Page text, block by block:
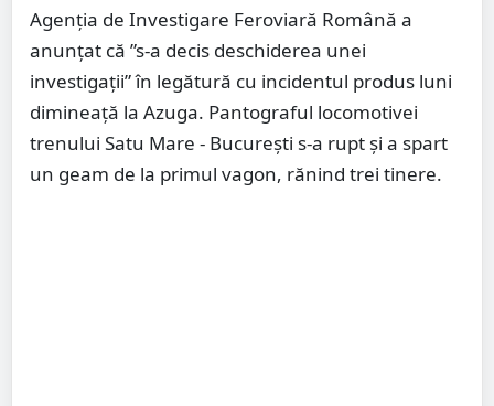
Agenția de Investigare Feroviară Română a
anunțat că ”s-a decis deschiderea unei
investigații” în legătură cu incidentul produs luni
dimineață la Azuga. Pantograful locomotivei
trenului Satu Mare - București s-a rupt și a spart
un geam de la primul vagon, rănind trei tinere.